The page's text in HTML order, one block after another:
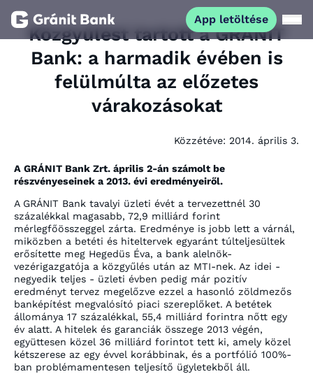
App letöltése
Magánszemélyeknek
Vállalkozásoknak
Befektetőknek
Kapcsolat
Netbank App letöltése
Közgyűlést tartott a GRÁNIT
Bank: a harmadik évében is
felülmúlta az előzetes
várakozásokat
Közzétéve: 2014. április 3.
A GRÁNIT Bank Zrt. április 2-án számolt be
részvényeseinek a 2013. évi eredményeiről.
A GRÁNIT Bank tavalyi üzleti évét a tervezettnél 30
százalékkal magasabb, 72,9 milliárd forint
mérlegfőösszeggel zárta. Eredménye is jobb lett a várnál,
miközben a betéti és hiteltervek egyaránt túlteljesültek
erősítette meg Hegedüs Éva, a bank alelnök-
vezérigazgatója a közgyűlés után az MTI-nek. Az idei -
negyedik teljes - üzleti évben pedig már pozitív
eredményt tervez megelőzve ezzel a hasonló zöldmezős
banképítést megvalósító piaci szereplőket. A betétek
állománya 17 százalékkal, 55,4 milliárd forintra nőtt egy
év alatt. A hitelek és garanciák összege 2013 végén,
együttesen közel 36 milliárd forintot tett ki, amely közel
kétszerese az egy évvel korábbinak, és a portfólió 100%-
ban problémamentesen teljesítő ügyletekből áll.